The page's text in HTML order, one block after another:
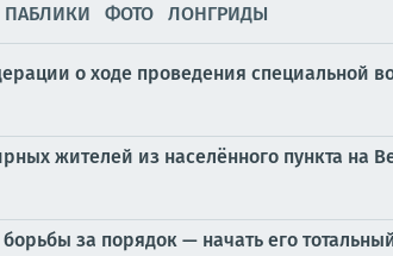
ПАБЛИКИ ФОТО ЛОНГРИДЫ
о ходе проведения специальной
жителей из населённого пункта на
за порядок — начать его